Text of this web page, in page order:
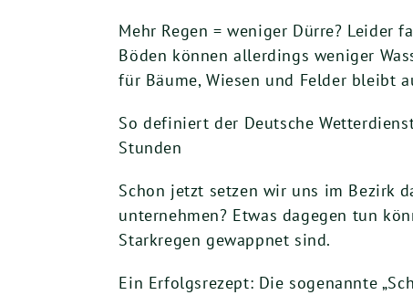
Mehr Regen = weniger Dürre? Leider
Böden können allerdings weniger
für Bäume, Wiesen und Felder bleibt
So definiert der Deutsche
Stunden
Schon jetzt setzen wir uns im Bezirk
unternehmen? Etwas dagegen tun
Starkregen gewappnet sind.
Ein Erfolgsrezept: Die sogenannte